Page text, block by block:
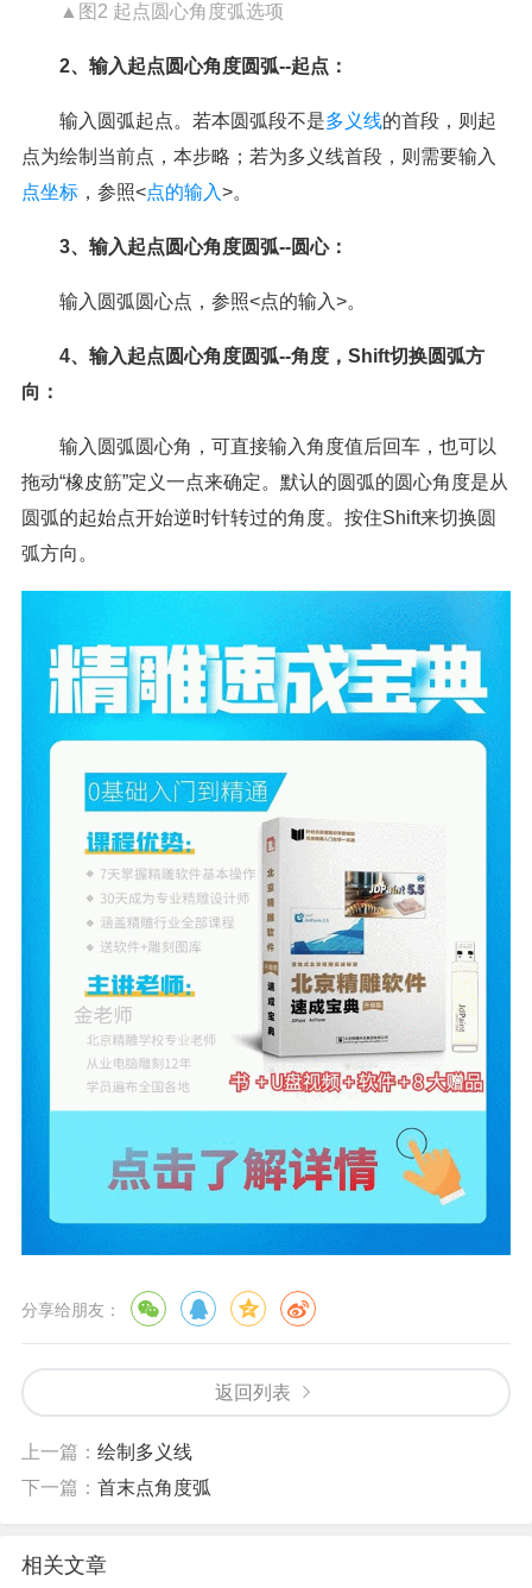
▲图2 起点圆心角度弧选项
2、输入起点圆心角度圆弧--起点：
输入圆弧起点。若本圆弧段不是多义线的首段，则起
点为绘制当前点，本步略；若为多义线首段，则需要输入
点坐标 ，参照<点的输入>。
3、输入起点圆心角度圆弧--圆心：
输入圆弧圆心点，参照<点的输入>。
4、输入起点圆心角度圆弧--角度，Shift切换圆弧方
向：
输入圆弧圆心角，可直接输入角度值后回车，也可以
拖动“橡皮筋”定义一点来确定。默认的圆弧的圆心角度是从
圆弧的起始点开始逆时针转过的角度。按住Shift来切换圆
弧方向。
分享给朋友：
返回列表
上一篇： 绘制多义线
下一篇： 首末点角度弧
相关文章